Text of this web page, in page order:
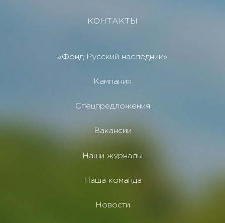
КОНТАКТЫ
«Фонд Русский наследник»
Кампания
Спецпредложения
Вакансии
Наши журналы
Наша команда
Новости